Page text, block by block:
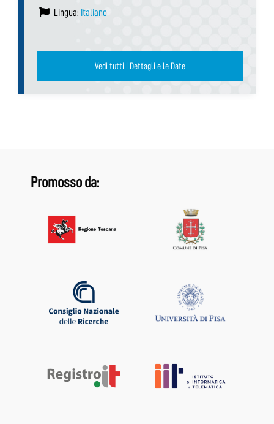
Lingua: Italiano
Vedi tutti i Dettagli e le Date
Promosso da: